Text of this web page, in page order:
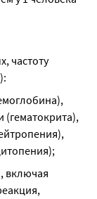
частоту
(гематокрита),
включая